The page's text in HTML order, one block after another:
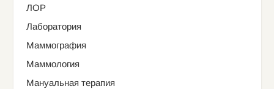
ЛОР
Лаборатория
Маммография
Маммология
Мануальная терапия